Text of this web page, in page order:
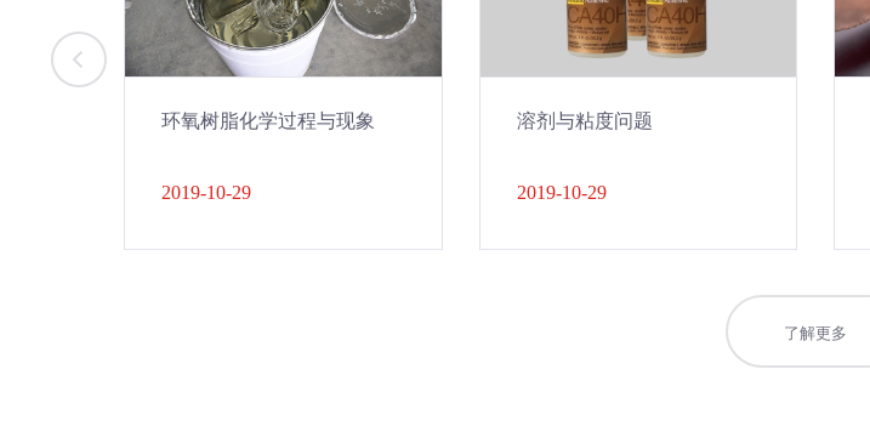
环氧树脂化学过程与现象
2019-10-29
溶剂与粘度问题
2019-10-29
了解更多